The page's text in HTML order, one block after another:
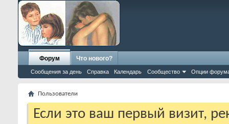
Форум
Сообщения за день Справка Календарь Сообщество Опции
Что нового?
Пользователи
Если это ваш первый визит,